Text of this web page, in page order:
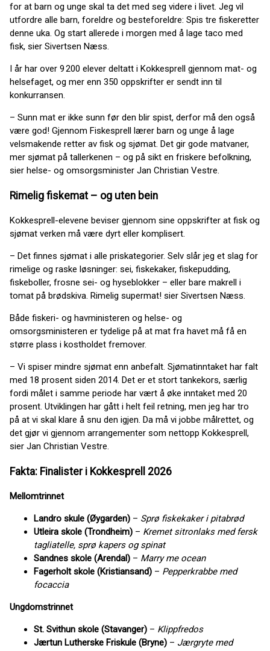
for at barn og unge skal ta det med seg videre i livet. Jeg vil
utfordre alle barn, foreldre og besteforeldre: Spis tre fiskeretter
denne uka. Og start allerede i morgen med å lage taco med
fisk, sier Sivertsen Næss.
I år har over 9 200 elever deltatt i Kokkesprell gjennom mat- og
helsefaget, og mer enn 350 oppskrifter er sendt inn til
konkurransen.
– Sunn mat er ikke sunn før den blir spist, derfor må den også
være god! Gjennom Fiskesprell lærer barn og unge å lage
velsmakende retter av fisk og sjømat. Det gir gode matvaner,
mer sjømat på tallerkenen – og på sikt en friskere befolkning,
sier helse- og omsorgsminister Jan Christian Vestre.
Rimelig fiskemat – og uten bein
Kokkesprell-elevene beviser gjennom sine oppskrifter at fisk og
sjømat verken må være dyrt eller komplisert.
– Det finnes sjømat i alle priskategorier. Selv slår jeg et slag for
rimelige og raske løsninger: sei, fiskekaker, fiskepudding,
fiskeboller, frosne sei- og hyseblokker – eller bare makrell i
tomat på brødskiva. Rimelig supermat! sier Sivertsen Næss.
Både fiskeri- og havministeren og helse- og
omsorgsministeren er tydelige på at mat fra havet må få en
større plass i kostholdet fremover.
– Vi spiser mindre sjømat enn anbefalt. Sjømatinntaket har falt
med 18 prosent siden 2014. Det er et stort tankekors, særlig
fordi målet i samme periode har vært å øke inntaket med 20
prosent. Utviklingen har gått i helt feil retning, men jeg har tro
på at vi skal klare å snu den igjen. Da må vi jobbe målrettet, og
det gjør vi gjennom arrangementer som nettopp Kokkesprell,
sier Jan Christian Vestre.
Fakta: Finalister i Kokkesprell 2026
Mellomtrinnet
Landro skule (Øygarden) – Sprø fiskekaker i pitabrød
Utleira skole (Trondheim) – Kremet sitronlaks med fersk
tagliatelle, sprø kapers og spinat
Sandnes skole (Arendal) – Marry me ocean
Fagerholt skole (Kristiansand) – Pepperkrabbe med
focaccia
Ungdomstrinnet
St. Svithun skole (Stavanger) – Klippfredos
Jærtun Lutherske Friskule (Bryne) – Jærgryte med